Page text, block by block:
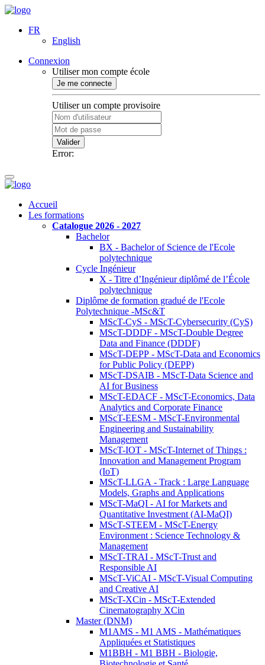
FR
English
Connexion
Utiliser mon compte école
Je me connecte
Utiliser un compte provisoire
Valider
Error:
Accueil
Les formations
Catalogue 2026 - 2027
Bachelor
BX - Bachelor of Science de l'Ecole
polytechnique
Cycle Ingénieur
X - Titre d’Ingénieur diplômé de l’École
polytechnique
Diplôme de formation gradué de l'Ecole
Polytechnique -MSc&T
MScT-CyS - MScT-Cybersecurity (CyS)
MScT-DDDF - MScT-Double Degree
Data and Finance (DDDF)
MScT-DEPP - MScT-Data and Economics
for Public Policy (DEPP)
MScT-DSAIB - MScT-Data Science and
AI for Business
MScT-EDACF - MScT-Economics, Data
Analytics and Corporate Finance
MScT-EESM - MScT-Environmental
Engineering and Sustainability
Management
MScT-IOT - MScT-Internet of Things :
Innovation and Management Program
(IoT)
MScT-LLGA - Track : Large Language
Models, Graphs and Applications
MScT-MaQI - AI for Markets and
Quantitative Investment (AI-MaQI)
MScT-STEEM - MScT-Energy
Environment : Science Technology &
Management
MScT-TRAI - MScT-Trust and
Responsible AI
MScT-ViCAI - MScT-Visual Computing
and Creative AI
MScT-XCin - MScT-Extended
Cinematography XCin
Master (DNM)
M1AMS - M1 AMS - Mathématiques
Appliquées et Statistiques
M1BBH - M1 BBH - Biologie,